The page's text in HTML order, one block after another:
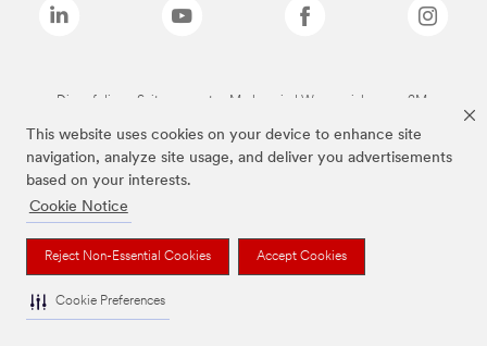
This website uses cookies on your device to enhance site
navigation, analyze site usage, and deliver you advertisements
based on your interests.
Cookie Notice
Reject Non-Essential Cookies Accept Cookies
Cookie Preferences
Die auf dieser Seite genannten Marken sind Warenzeichen von 3M.